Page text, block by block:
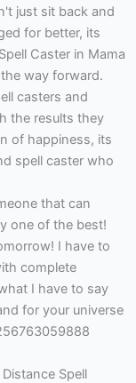
just sit back and
for better, its
Caster in Mama
way forward.
casters and
the results they
of happiness, its
spell caster who
that can
one of the best!
I have to
complete
I have to say
for your universe
Spell